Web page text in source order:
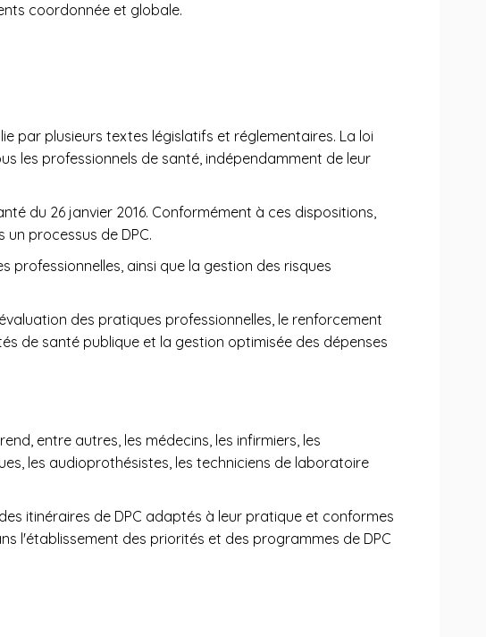
coordonnée et globale.
par plusieurs textes législatifs et réglementaires. La loi
les professionnels de santé, indépendamment de leur
du 26 janvier 2016. Conformément à ces dispositions,
processus de DPC.
ainsi que la gestion des risques
des pratiques professionnelles, le renforcement
de santé publique et la gestion optimisée des dépenses
entre autres, les médecins, les infirmiers, les
les audioprothésistes, les techniciens de laboratoire
itinéraires de DPC adaptés à leur pratique et conformes
l'établissement des priorités et des programmes de DPC